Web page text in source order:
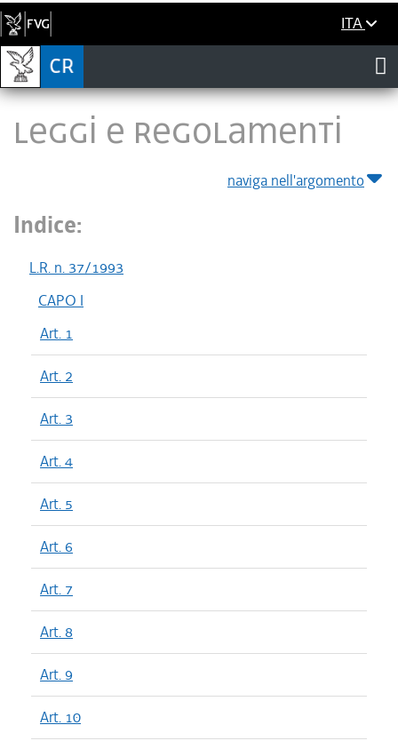
ITA
LEGGI E REGOLAMENTI
naviga nell'argomento
Indice:
L.R. n. 37/1993
CAPO I
Art. 1
Art. 2
Art. 3
Art. 4
Art. 5
Art. 6
Art. 7
Art. 8
Art. 9
Art. 10